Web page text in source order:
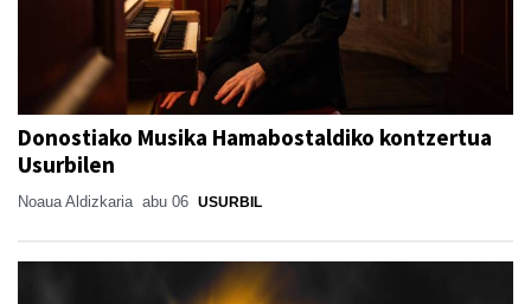
Donostiako Musika Hamabostaldiko kontzertua
Usurbilen
Noaua Aldizkaria abu 06 USURBIL